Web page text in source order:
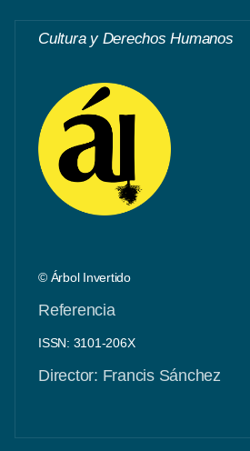
Cultura y Derechos Humanos
© Árbol Invertido
Referencia
ISSN: 3101-206X
Director: Francis Sánchez